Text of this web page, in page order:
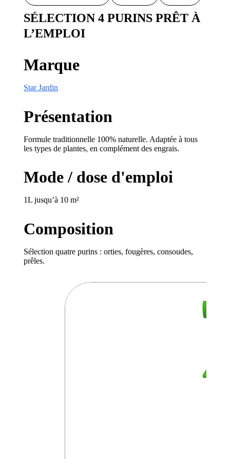
SÉLECTION 4 PURINS PRÊT À
L’EMPLOI
Marque
Star Jardin
Présentation
Formule traditionnelle 100% naturelle. Adaptée à tous
les types de plantes, en complément des engrais.
Mode / dose d'emploi
1L jusqu’à 10 m²
Composition
Sélection quatre purins : orties, fougères, consoudes,
prêles.